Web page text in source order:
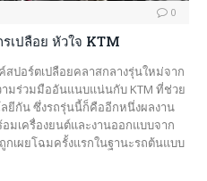
0
เปลือย หัวใจ KTM
สปอร์ตเปลือยคลาสกลางรุ่นใหม่จาก
มร่วมมืออันแนบแน่นกับ KTM ที่ช่วย
ยีกัน ซึ่งรถรุ่นนี้ก็คืออีกหนึ่งผลงาน
มเครื่องยนต์และงานออกแบบจาก
กเผยโฉมครั้งแรกในฐานะรถต้นแบบ